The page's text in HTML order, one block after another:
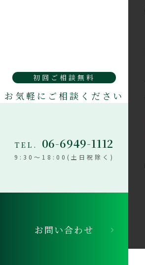
初回ご相談無料
お気軽にご相談ください
TEL. 06-6949-1112
9:30～18:00(土日祝除く)
お問い合わせ